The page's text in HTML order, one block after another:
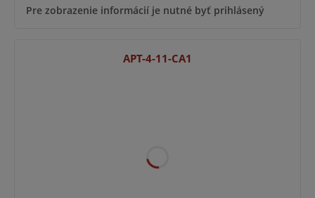
Pre zobrazenie informácií je nutné byť prihlásený
APT-4-11-CA1